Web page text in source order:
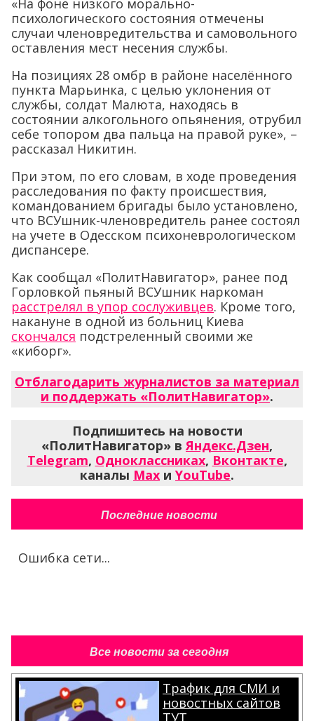
«На фоне низкого морально-
психологического состояния отмечены
случаи членовредительства и самовольного
оставления мест несения службы.
На позициях 28 омбр в районе населённого
пункта Марьинка, с целью уклонения от
службы, солдат Малюта, находясь в
состоянии алкогольного опьянения, отрубил
себе топором два пальца на правой руке», –
рассказал Никитин.
При этом, по его словам, в ходе проведения
расследования по факту происшествия,
командованием бригады было установлено,
что ВСУшник-членовредитель ранее состоял
на учете в Одесском психоневрологическом
диспансере.
Как сообщал «ПолитНавигатор», ранее под
Горловкой пьяный ВСУшник наркоман
расстрелял в упор сослуживцев. Кроме того,
накануне в одной из больниц Киева
скончался подстреленный своими же
«киборг».
Отблагодарить журналистов за материал
и поддержать «ПолитНавигатор».
Подпишитесь на новости
«ПолитНавигатор» вЯндекс.Дзен,
Telegram, Одноклассниках, Вконтакте,
каналы Max и YouTube.
Последние новости
Ошибка сети...
Все новости за сегодня
Трафик для СМИ и
новостных сайтов